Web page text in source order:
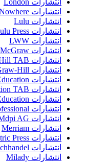
انتشارات Lost Nowhere
انتشارات Lulu
انتشارات Lulu Press
انتشارات LWW
انتشارات McGraw
انتشارات McGraw Hill TAB
انتشارات McGraw-Hill
انتشارات McGraw-Hill Education
انتشارات McGraw-Hill Education TAB
انتشارات McGraw-Hill Higher Education
انتشارات McGraw-Hill Professional
انتشارات Mdpi AG
انتشارات Merriam
انتشارات Metric Press
انتشارات Meyer & Meyer Fachverlag und Buchhandel
انتشارات Milady